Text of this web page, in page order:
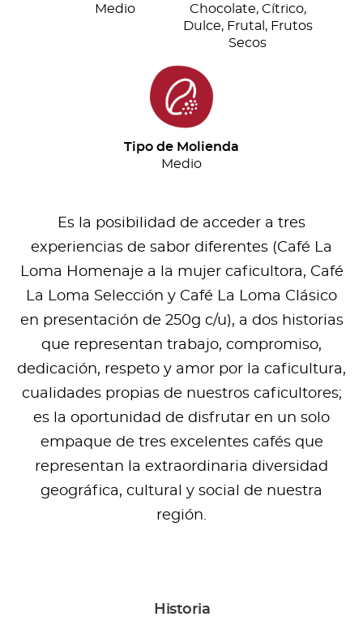
Medio
Chocolate, Cítrico,
Dulce, Frutal, Frutos
Secos
Tipo de Molienda
Medio
Es la posibilidad de acceder a tres
experiencias de sabor diferentes (Café La
Loma Homenaje a la mujer caficultora, Café
La Loma Selección y Café La Loma Clásico
en presentación de 250g c/u), a dos historias
que representan trabajo, compromiso,
dedicación, respeto y amor por la caficultura,
cualidades propias de nuestros caficultores;
es la oportunidad de disfrutar en un solo
empaque de tres excelentes cafés que
representan la extraordinaria diversidad
geográfica, cultural y social de nuestra
región.
Historia